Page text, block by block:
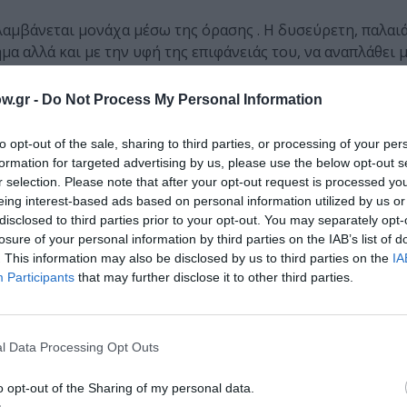
- Do Not Process My Personal Information
opt-out of the sale, sharing to third parties, or processing of your
for targeted advertising by us, please use the below opt-out
selection. Please note that after your opt-out request is processed
interest-based ads based on personal information utilized by us
to third parties prior to your opt-out. You may separately
of your personal information by third parties on the IAB’s list of
This information may also be disclosed by us to third parties on the
Participants that may further disclose it to other third parties.
Data Processing Opt Outs
opt-out of the Sharing of my personal data.
μονάχα μέσω της όρασης . Η δυσεύρετη,
αλλά και με την υφή της επιφάνειάς του, να αναπλάθει
διαγράφει ο βηματισμός του φωτός, η ισορροπία
της με έναν χαρακτήρα συναισθησιακό για τον
των λουλουδιών, ενώ τα πάντα διεγείρουν την
βλέπεις. Οι δεξιοτεχνικά τεχνουργημένες υφές κάθε
ότι μετέχεις, ότι παίρνεις μέρος στην ευτοπικά
η σύνοδος δύο αντιθετικών στοιχείων: του
επιλογής . Οι δράκοντες που λούζονται σ’ αυτό το
παγώνι, τα ψάρια, τα πουλιά, οι πεταλούδες- όλα
ανοίκειο.
θεματικής που δεν έχει τίποτε το
φύλλο, καρπό, πουλί, ψάρι) μέσα από τον έντονα
αποπνευματωμένη και ανάερη, μυθοποιώντας το.
πολιτισμών, όπως ο σινοϊαπωνικός, με ελεύθερη